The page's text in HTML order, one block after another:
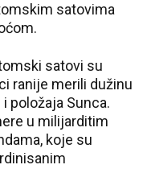
satovima
satovi su
ranije merili dužinu
položaja Sunca.
u milijarditim
koje su